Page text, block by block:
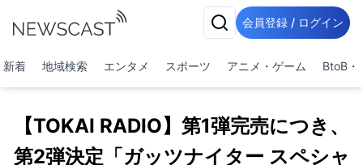
会員登録 / ログイン
新着 地域検索 エンタメ スポーツ アニメ・ゲーム BtoB・
【TOKAI RADIO】第1弾完売につき、
第2弾決定「ガッツナイター スペシャ